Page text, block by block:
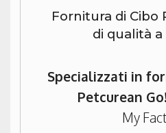
Fornitura di Cibo
di qualità
Specializzati in
Petcurean
My